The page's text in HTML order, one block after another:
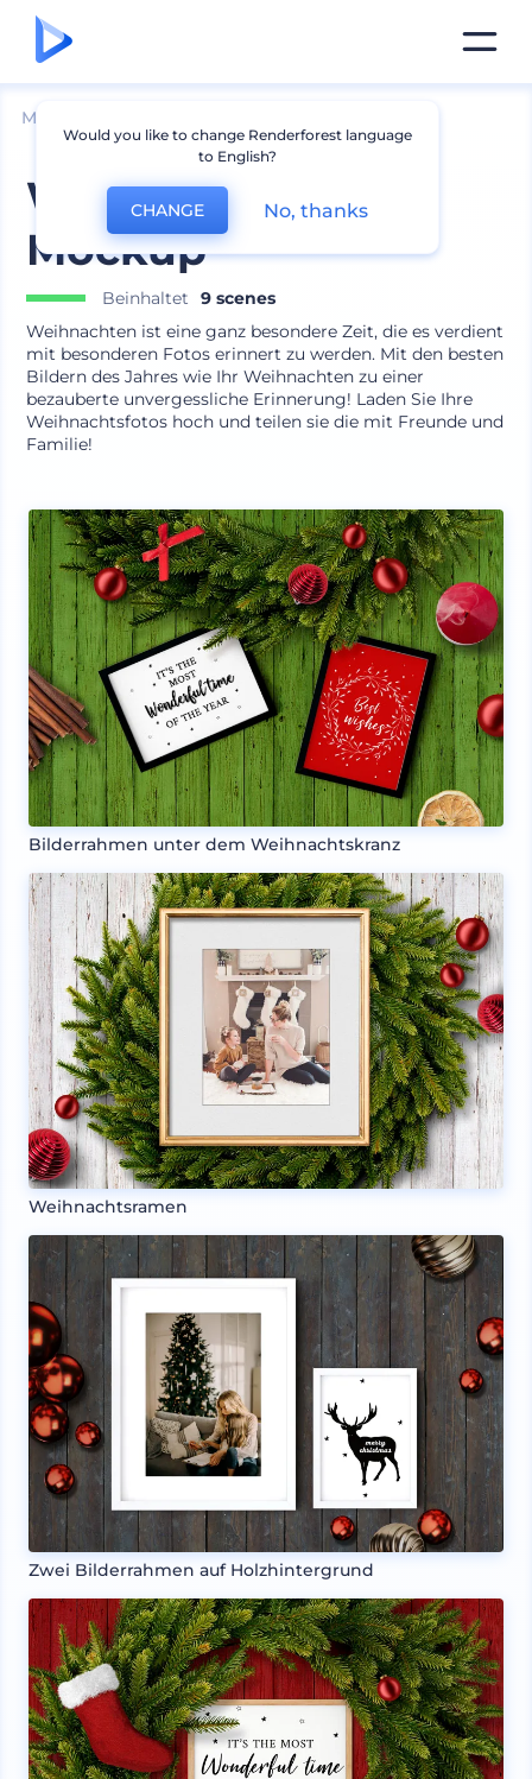
Mockups
Weihnachtsramen
Mockup
Beinhaltet
9 scenes
Weihnachten ist eine ganz besondere Zeit, die es verdient
mit besonderen Fotos erinnert zu werden. Mit den besten
Bildern des Jahres wie Ihr Weihnachten zu einer
bezauberte unvergessliche Erinnerung! Laden Sie Ihre
Weihnachtsfotos hoch und teilen sie die mit Freunde und
Familie!
Bilderrahmen unter dem Weihnachtskranz
Weihnachtsramen
Zwei Bilderrahmen auf Holzhintergrund
Would you like to change Renderforest language
to English?
CHANGE No, thanks